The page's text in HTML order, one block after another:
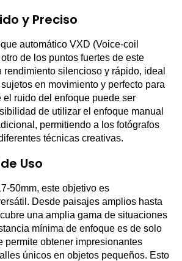
y Preciso
automático VXD (Voice-coil
de los puntos fuertes de este
rendimiento silencioso y rápido, ideal
en movimiento y perfecto para
el ruido del enfoque puede ser
de utilizar el enfoque manual
permitiendo a los fotógrafos
técnicas creativas.
Uso
50mm, este objetivo es
Desde paisajes amplios hasta
una amplia gama de situaciones
mínima de enfoque es de solo
permite obtener impresionantes
únicos en objetos pequeños. Esto